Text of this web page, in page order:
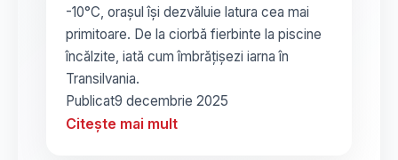
-10°C, orașul își dezvăluie latura cea mai
primitoare. De la ciorbă fierbinte la piscine
încălzite, iată cum îmbrățișezi iarna în
Transilvania.
Publicat9 decembrie 2025
Citește mai mult